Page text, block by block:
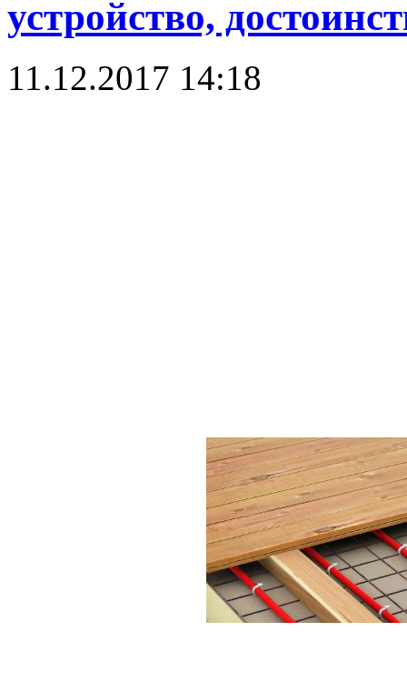
устройство,
11.12.2017 14:18